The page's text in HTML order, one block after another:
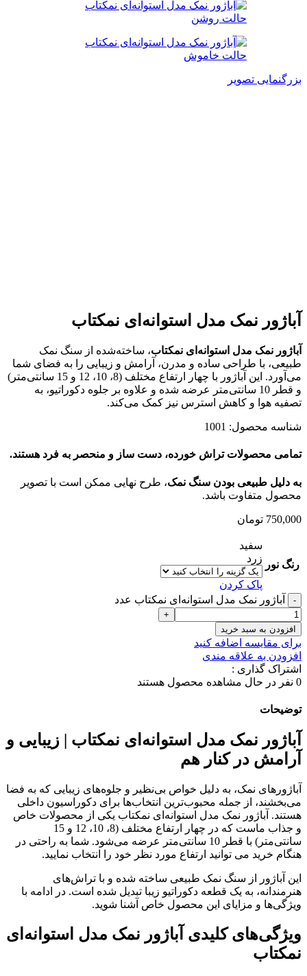
بزرگنمایی تصویر
آباژور نمک مدل استوانه‌ای نمکتاب
آباژور نمک مدل استوانه‌ای نمکتاب، ساخته‌شده از سنگ نمک
طبیعی، با طراحی ساده و مدرن، آرامش و زیبایی را به فضای شما
می‌آورد. این آباژور با چهار ارتفاع مختلف (8، 10، 12 و 15 سانتی‌متر)
و قطر 10 سانتی‌متر عرضه شده و علاوه بر جلوه دکوراتیو، به
تصفیه هوا و کاهش استرس نیز کمک می‌کند.
شناسه محصول: 1001
تمامی محصولات تراش خورده، دست ساز و منحصر به فرد هستند.
به دلیل طبیعی بودن سنگ نمک، طرح نهایی ممکن است با تصویر
محصول متفاوت باشد.
750,000 تومان
رنگ نور
سفید
زرد
پاک کردن
آباژور نمک مدل استوانه‌ای نمکتاب عدد
افزودن به سبد خرید
برای مقایسه اضافه کنید
افزودن به علاقه مندی
اشتراک گذاری :
0 نفر در حال مشاهده محصول هستند
توضیحات
آباژور نمک مدل استوانه‌ای نمکتاب | زیبایی و
آرامش در کنار هم
آباژورهای نمک، به دلیل خواص بی‌نظیر و جلوه‌های زیبایی که به فضا
می‌بخشند، از جمله محبوب‌ترین انتخاب‌ها برای دکوراسیون داخلی
هستند. آباژور نمک مدل استوانه‌ای نمکتاب یکی از محصولات خاص
و جذاب ماست که در چهار ارتفاع مختلف (8، 10، 12 و 15
سانتی‌متر) با قطر 10 سانتی‌متر عرضه می‌شود. شما به راحتی در
هنگام خرید می توانید ارتفاع مورد نظر خود را انتخاب نمایید.
این آباژور از سنگ نمک طبیعی ساخته شده و با تراش‌های
هنرمندانه، به یک قطعه دکوراتیو زیبا تبدیل شده است. در ادامه با
ویژگی‌ها و مزایای این محصول خاص آشنا شوید.
ویژگی‌های کلیدی آباژور نمک مدل استوانه‌ای
نمکتاب